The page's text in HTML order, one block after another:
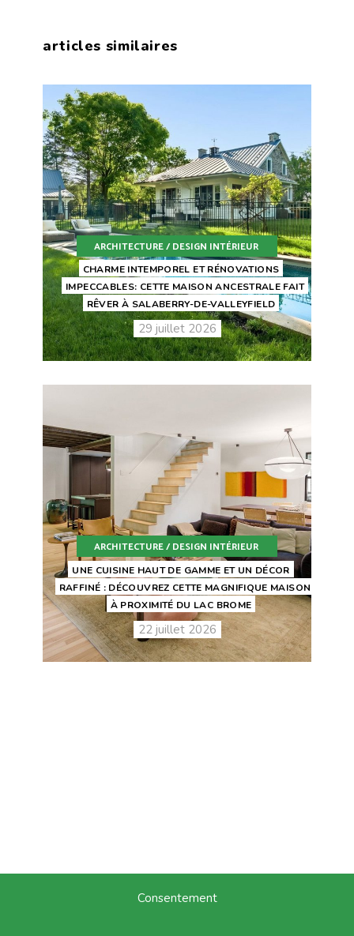
articles similaires
ARCHITECTURE / DESIGN INTÉRIEUR
CHARME INTEMPOREL ET RÉNOVATIONS
IMPECCABLES: CETTE MAISON ANCESTRALE FAIT
RÊVER À SALABERRY-DE-VALLEYFIELD
29 juillet 2026
ARCHITECTURE / DESIGN INTÉRIEUR
UNE CUISINE HAUT DE GAMME ET UN DÉCOR
RAFFINÉ : DÉCOUVREZ CETTE MAGNIFIQUE MAISON
À PROXIMITÉ DU LAC BROME
22 juillet 2026
Consentement